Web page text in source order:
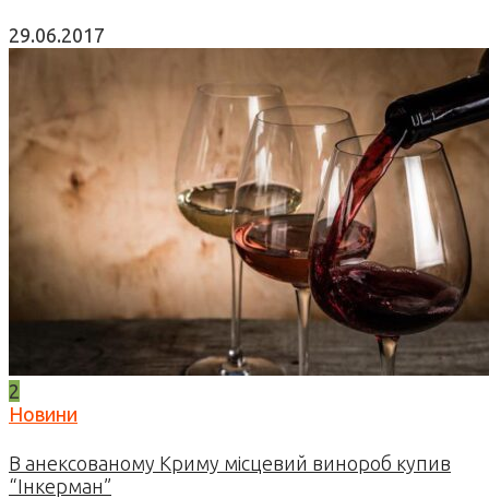
29.06.2017
2
Новини
В анексованому Криму місцевий винороб купив
“Інкерман”